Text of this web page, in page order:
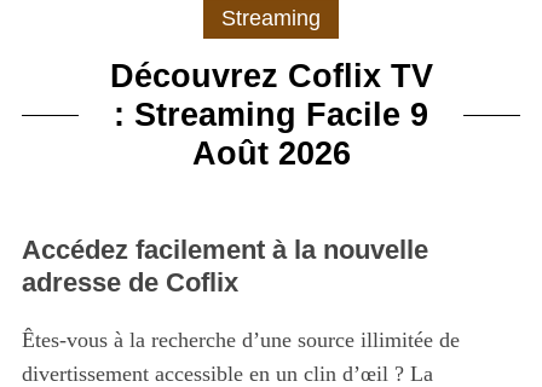
Streaming
Découvrez Coflix TV
: Streaming Facile 9
Août 2026
Accédez facilement à la nouvelle
adresse de Coflix
Êtes-vous à la recherche d’une source illimitée de
divertissement accessible en un clin d’œil ? La